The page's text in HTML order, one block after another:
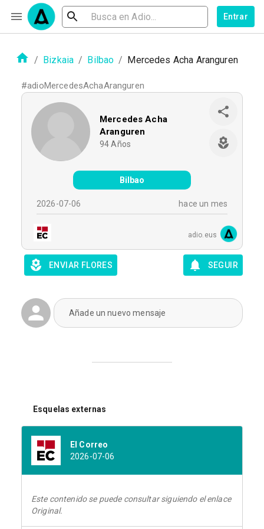
Entrar
/ Bizkaia / Bilbao / Mercedes Acha Aranguren
#adioMercedesAchaAranguren
Mercedes Acha
Aranguren
94 Años
Bilbao
2026-07-06 hace un mes
adio.eus
ENVIAR FLORES SEGUIR
Añade un nuevo mensaje
Esquelas externas
El Correo
2026-07-06
Este contenido se puede consultar siguiendo el enlace
Original.